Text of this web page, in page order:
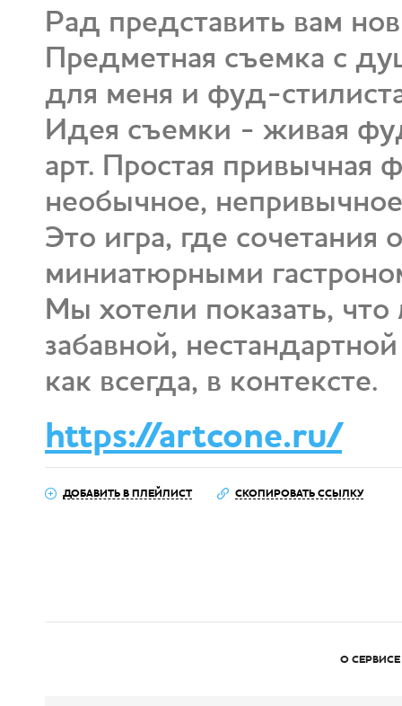
Рад представить вам
Предметная съемка с
для меня и фуд-
Идея съемки - живая
арт. Простая привычная
необычное,
Это игра, где сочетания
миниатюрными
Мы хотели показать,
забавной,
как всегда, в контексте.
https://artcone.ru/
ДОБАВИТЬ В ПЛЕЙЛИСТ СКОПИРОВАТЬ ССЫЛКУ
О СЕРВИСЕ